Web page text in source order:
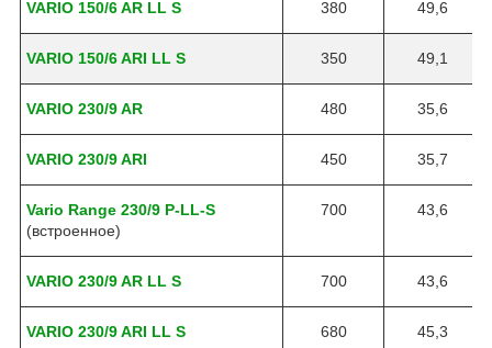
VARIO 150/6 AR LL S 380 49,6
VARIO 150/6 ARI LL S 350 49,1
VARIO 230/9 AR 480 35,6
VARIO 230/9 ARI 450 35,7
Vario Range 230/9 P-LL-S
(встроенное)
700 43,6
VARIO 230/9 AR LL S 700 43,6
VARIO 230/9 ARI LL S 680 45,3